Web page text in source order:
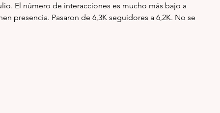
El número de interacciones es mucho más bajo a
presencia. Pasaron de 6,3K seguidores a 6,2K. No se